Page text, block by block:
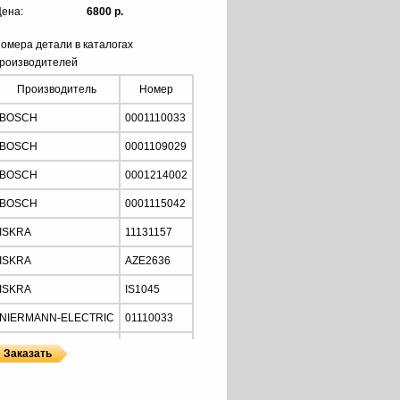
6800 р.
детали в каталогах
Производитель Номер
BOSCH 0001110033
BOSCH 0001109029
BOSCH 0001214002
BOSCH 0001115042
ISKRA 11131157
ISKRA AZE2636
ISKRA IS1045
NIERMANN-ELECTRIC 01110033